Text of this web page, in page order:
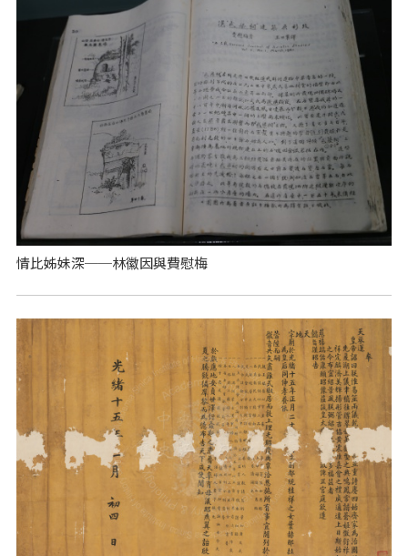
情比姊妹深──林徽因與費慰梅